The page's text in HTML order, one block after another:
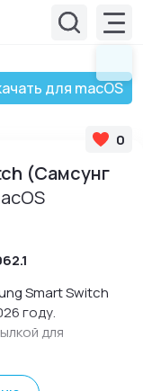
для macOS
(Самсунг
0
Smart Switch
году.
для
передать